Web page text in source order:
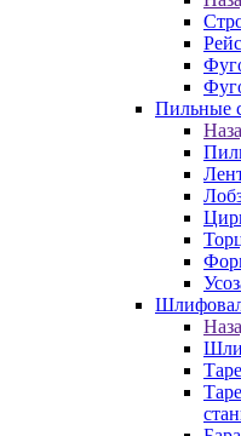
Пильные